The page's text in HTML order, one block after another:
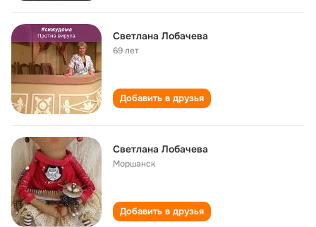
Светлана Лобачева
69 лет
Добавить в друзья
Светлана Лобачева
Моршанск
Добавить в друзья